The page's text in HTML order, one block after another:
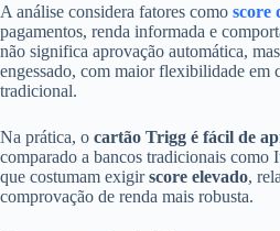
A análise considera fatores como score
pagamentos, renda informada e
não significa aprovação automática,
engessado, com maior flexibilidade em
tradicional.
Na prática, o cartão Trigg é fácil de
comparado a bancos tradicionais como
que costumam exigirscore elevado,
comprovação de renda mais robusta.